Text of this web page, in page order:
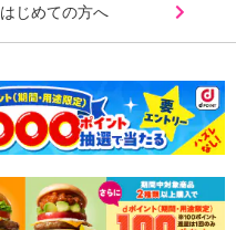
はじめての方へ